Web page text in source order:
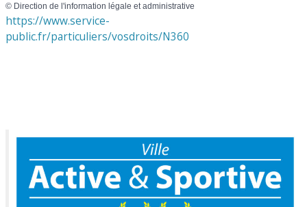
© Direction de l'information légale et administrative
https://www.service-
public.fr/particuliers/vosdroits/N360